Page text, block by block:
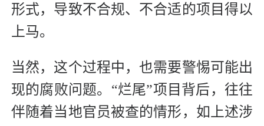
形式，导致不合规、不合适的项目得以
上马。
当然，这个过程中，也需要警惕可能出
现的腐败问题。“烂尾”项目背后，往往
伴随着当地官员被查的情形，如上述涉